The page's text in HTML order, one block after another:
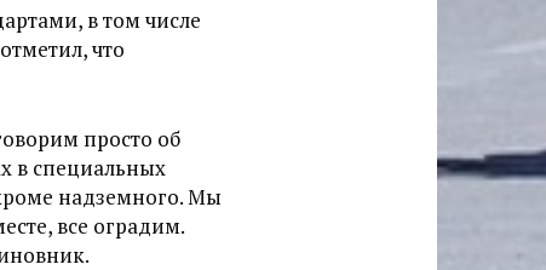
в том числе
что
просто об
в специальных
надземного. Мы
все оградим.